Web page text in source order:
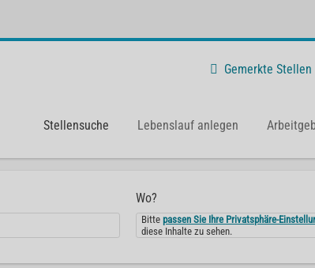
Gemerkte Stellen
Stellensuche Lebenslauf anlegen
Wo?
Bittepassen Sie Ihre Privatsphäre-
diese Inhalte zu sehen.